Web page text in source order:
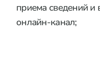
приема сведений
онлайн-канал;